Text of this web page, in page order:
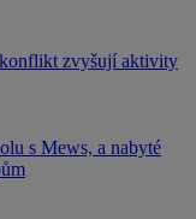
zvyšují aktivity
s Mews, a nabyté